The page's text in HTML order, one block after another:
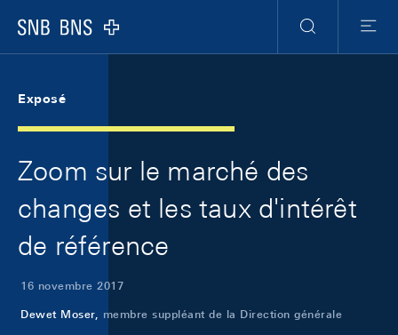
Logo
RechercheMenu
Exposé
Zoom sur le marché des
changes et les taux d'intérêt
de référence
16 novembre 2017
Dewet Moser, membre suppléant de la Direction générale